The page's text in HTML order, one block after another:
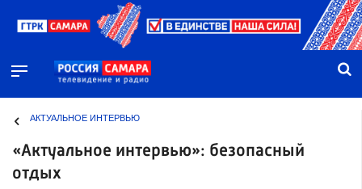
АКТУАЛЬНОЕ ИНТЕРВЬЮ
«Актуальное интервью»: безопасный
отдых